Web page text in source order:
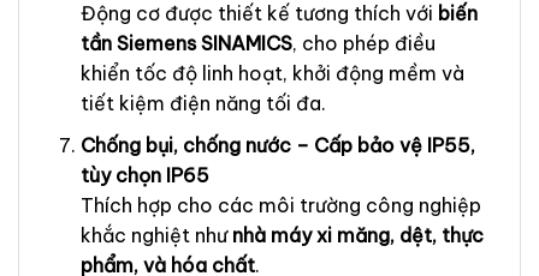
Động cơ được thiết kế tương thích với biến
tần Siemens SINAMICS, cho phép điều
khiển tốc độ linh hoạt, khởi động mềm và
tiết kiệm điện năng tối đa.
Chống bụi, chống nước – Cấp bảo vệ IP55,
tùy chọn IP65
Thích hợp cho các môi trường công nghiệp
khắc nghiệt như nhà máy xi măng, dệt, thực
phẩm, và hóa chất.